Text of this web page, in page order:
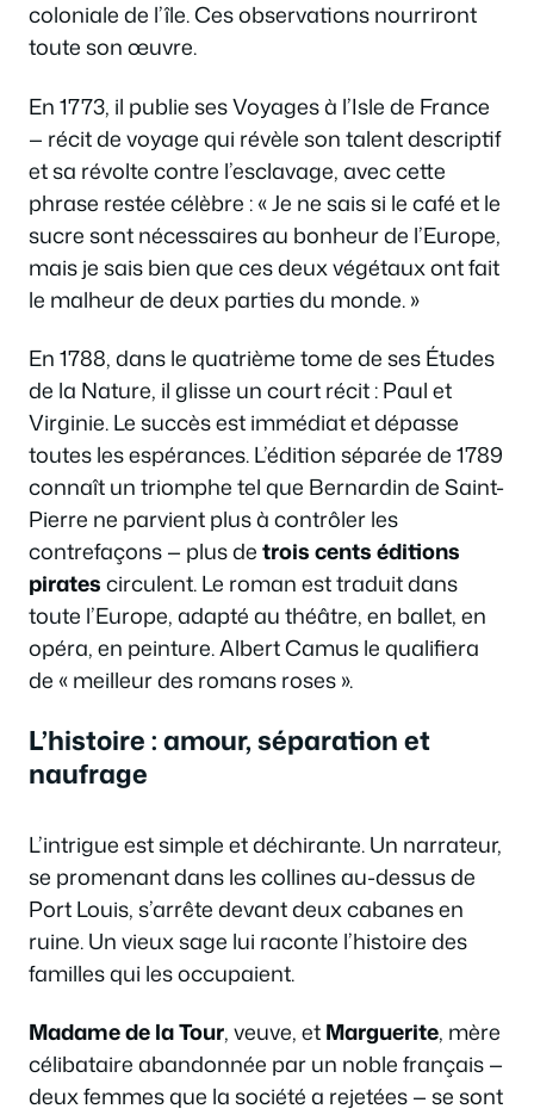
coloniale de l’île. Ces observations nourriront
toute son œuvre.
En 1773, il publie sesVoyages à l’Isle de France
— récit de voyage qui révèle son talent descriptif
et sa révolte contre l’esclavage, avec cette
phrase restée célèbre :« Je ne sais si le café et le
sucre sont nécessaires au bonheur de l’Europe,
mais je sais bien que ces deux végétaux ont fait
le malheur de deux parties du monde. »
En 1788, dans le quatrième tome de sesÉtudes
de la Nature, il glisse un court récit :Paul et
Virginie. Le succès est immédiat et dépasse
toutes les espérances. L’édition séparée de 1789
connaît un triomphe tel que Bernardin de Saint-
Pierre ne parvient plus à contrôler les
contrefaçons — plus detrois cents éditions
piratescirculent. Le roman est traduit dans
toute l’Europe, adapté au théâtre, en ballet, en
opéra, en peinture. Albert Camus le qualifiera
de « meilleur des romans roses ».
L’histoire : amour, séparation et
naufrage
L’intrigue est simple et déchirante. Un narrateur,
se promenant dans les collines au-dessus de
Port Louis, s’arrête devant deux cabanes en
ruine. Un vieux sage lui raconte l’histoire des
familles qui les occupaient.
Madame de la Tour, veuve, etMarguerite, mère
célibataire abandonnée par un noble français —
deux femmes que la société a rejetées — se sont